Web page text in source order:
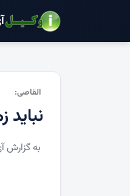
القاصی:
به گزارش